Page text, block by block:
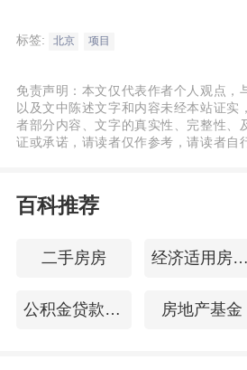
标签: 北京 项目
免责声明：本文仅代表作者个人观点，
以及文中陈述文字和内容未经本站证实
者部分内容、文字的真实性、完整性、
证或承诺，请读者仅作参考，请读者自
百科推荐
二手房房 经济适用房办房产证
公积金贷款新政 房地产基金